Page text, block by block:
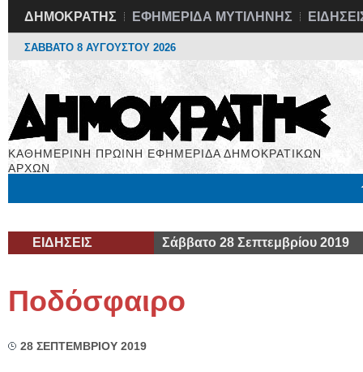
ΔΗΜΟΚΡΑΤΗΣ ΕΦΗΜΕΡΙΔΑ ΜΥΤΙΛΗΝΗΣ
ΣΑΒΒΑΤΟ 8 ΑΥΓΟΥΣΤΟΥ 2026
ΚΑΘΗΜΕΡΙΝΗ ΠΡΩΙΝΗ ΕΦΗΜΕΡΙΔΑ ΔΗΜΟΚΡΑΤΙΚΩΝ
ΑΡΧΩΝ
ΕΙΔΗΣΕΙΣ Σάββατο 28 Σεπτεμβρίου 2019
Ποδόσφαιρο
28 ΣΕΠΤΕΜΒΡΙΟΥ 2019